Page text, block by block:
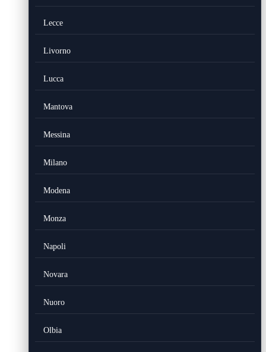
Lecce
Livorno
Lucca
Mantova
Messina
Milano
Modena
Monza
Napoli
Novara
Nuoro
Olbia